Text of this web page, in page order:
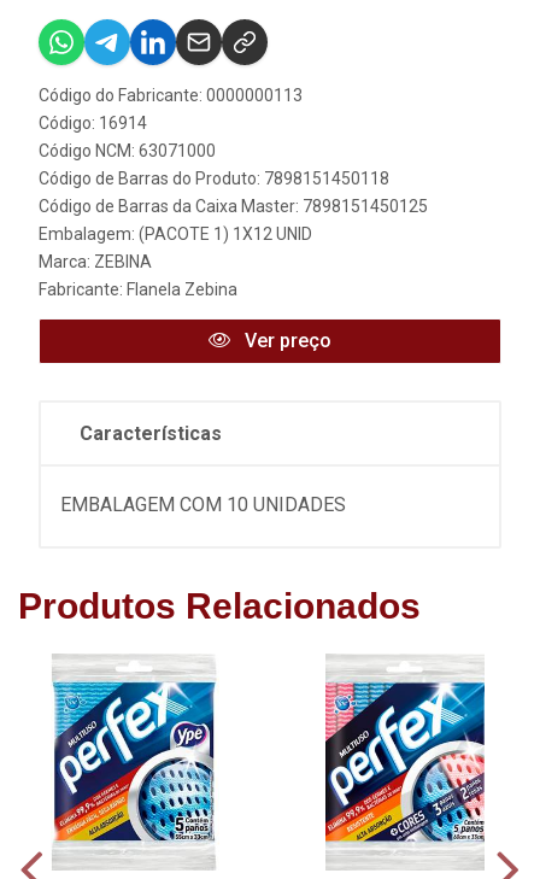
Código do Fabricante: 0000000113
Código: 16914
Código NCM: 63071000
Código de Barras do Produto: 7898151450118
Código de Barras da Caixa Master: 7898151450125
Embalagem: (PACOTE 1) 1X12 UNID
Marca: ZEBINA
Fabricante: Flanela Zebina
Ver preço
Características
EMBALAGEM COM 10 UNIDADES
Produtos Relacionados